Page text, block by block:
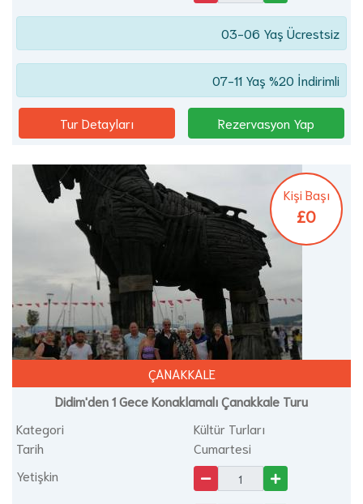
03-06 Yaş Ücrestsiz
07-11 Yaş %20 İndirimli
Tur Detayları Rezervasyon Yap
ÇANAKKALE
Didim'den 1 Gece Konaklamalı Çanakkale Turu
Kişi Başı
£0
Kategori
Kültür Turları
Tarih
Cumartesi
Yetişkin